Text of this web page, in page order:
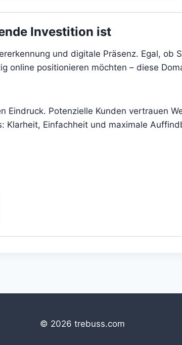
Investition ist
und digitale Präsenz. Egal, ob
online positionieren möchten – diese
Eindruck. Potenzielle Kunden vertrauen
Einfachheit und maximale
© 2026 trebuss.com